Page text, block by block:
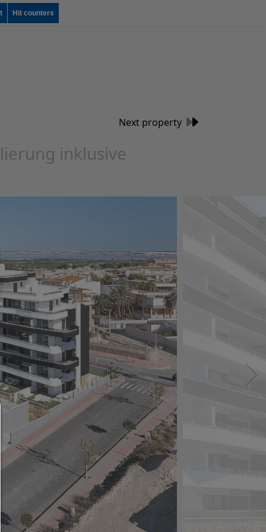
Hit counters
Next property
inklusive
Consent manager
HELP
To continue,you must make a cookie selection.
will find an explanation of the different options
meaning.
allow everything: